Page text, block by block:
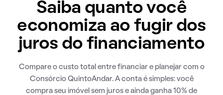
Saiba quanto você
economiza ao fugir dos
juros do financiamento
Compare o custo total entre financiar e planejar com o
Consórcio QuintoAndar. A conta é simples: você
compra seu imóvel sem juros e ainda ganha 10% de